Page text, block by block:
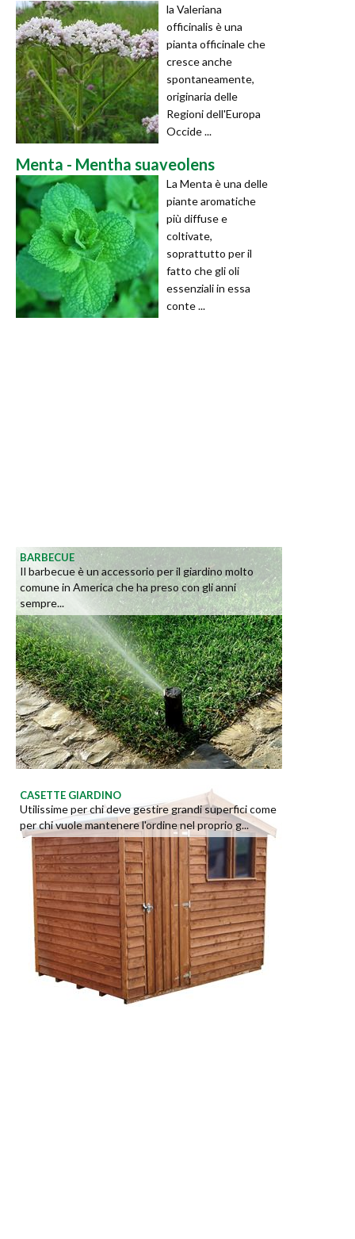
la Valeriana
officinalis è una
pianta officinale che
cresce anche
spontaneamente,
originaria delle
Regioni dell'Europa
Occide ...
Menta - Mentha suaveolens
La Menta è una delle
piante aromatiche
più diffuse e
coltivate,
soprattutto per il
fatto che gli oli
essenziali in essa
conte ...
BARBECUE
Il barbecue è un accessorio per il giardino molto
comune in America che ha preso con gli anni
sempre...
CASETTE GIARDINO
Utilissime per chi deve gestire grandi superfici come
per chi vuole mantenere l'ordine nel proprio g...